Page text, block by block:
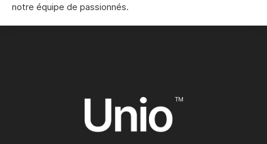
notre équipe de passionnés.